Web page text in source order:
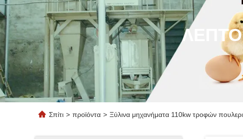
Σπίτι > προϊόντα > Ξύλινα μηχανήματα 110kw τροφών